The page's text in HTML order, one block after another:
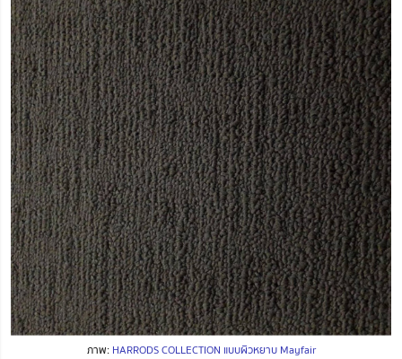
ภาพ: HARRODS COLLECTION แบบผิวหยาบ Mayfair